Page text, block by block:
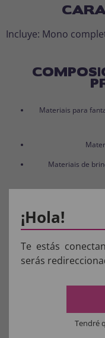
Incluye: Mono
Materiais para
Materiais de
Aviso:
menores de 36
¡Hola!
Te estás
serás
Tendré